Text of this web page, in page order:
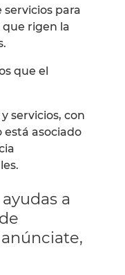
servicios para
que rigen la
que el
servicios, con
asociado
a